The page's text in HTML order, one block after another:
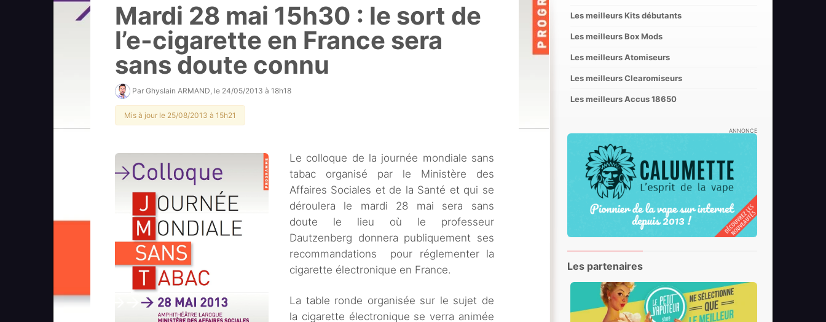
Mardi 28 mai 15h30 : le sort de
l’e-cigarette en France sera
sans doute connu
Par Ghyslain ARMAND , le 24/05/2013 à 18h18
Mis à jour le 25/08/2013 à 15h21
Le colloque de la journée mondiale sans
tabac organisé par le Ministère des
Affaires Sociales et de la Santé et qui se
déroulera le mardi 28 mai sera sans
doute le lieu où le professeur
Dautzenberg donnera publiquement ses
recommandations pour réglementer la
cigarette électronique en France.
La table ronde organisée sur le sujet de
la cigarette électronique se verra animée
Les meilleurs Kits débutants
Les meilleurs Box Mods
Les meilleurs Atomiseurs
Les meilleurs Clearomiseurs
Les meilleurs Accus 18650
ANNONCE
Les partenaires